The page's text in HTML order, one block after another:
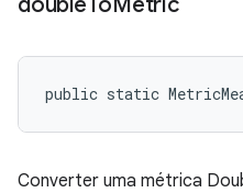
public static
Converter uma métrica